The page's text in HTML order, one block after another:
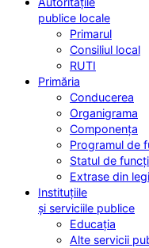
publice locale
Primarul
Consiliul local
RUTI
Primăria
Conducerea
Organigrama
Componența
Programul de
Statul de
Extrase din
Instituțiile
și serviciile publice
Educația
Alte servicii